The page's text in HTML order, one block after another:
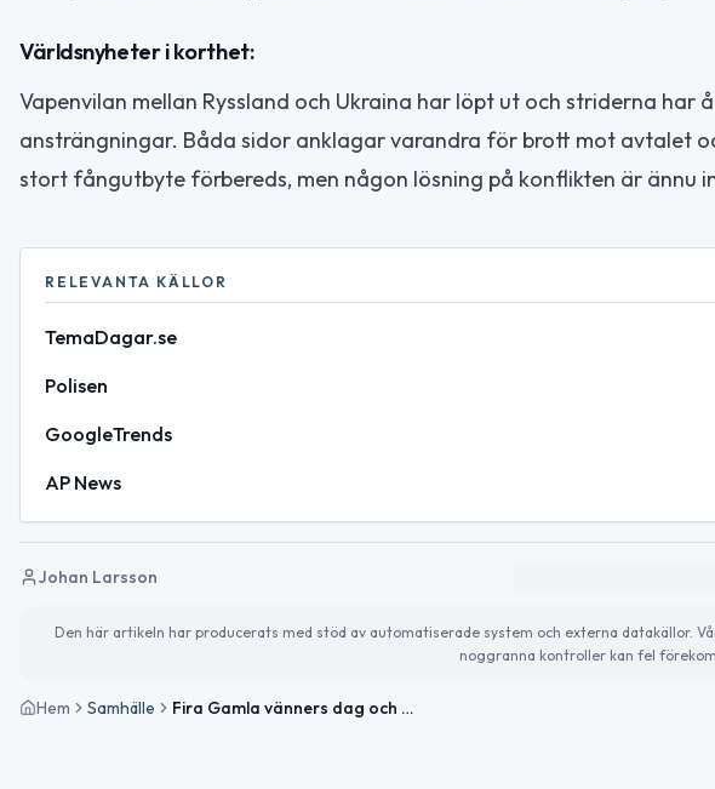
Världsnyheter i korthet:
Vapenvilan mellan Ryssland och Ukraina har löpt ut och striderna
ansträngningar. Båda sidor anklagar varandra för brott mot avtalet
stort fångutbyte förbereds, men någon lösning på konflikten är ännu
RELEVANTA KÄLLOR
TemaDagar.se
Polisen
GoogleTrends
AP News
Johan Larsson
Den här artikeln har producerats med stöd av automatiserade system och externa datakällor.
noggranna kontroller kan fel
Hem Samhälle Fira Gamla vänners dag och Kristi himmelsfärdsafton – Boden i fokus